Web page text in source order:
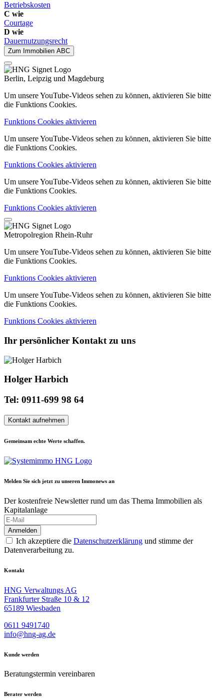
Betriebskosten
C wie
Courtage
D wie
Dauernutzungsrecht
Zum Immobilien ABC
Berlin, Leipzig und Magdeburg
Um unsere YouTube-Videos sehen zu können, aktivieren Sie bitte
die Funktions Cookies.
Funktions Cookies aktivieren
Um unsere YouTube-Videos sehen zu können, aktivieren Sie bitte
die Funktions Cookies.
Funktions Cookies aktivieren
Um unsere YouTube-Videos sehen zu können, aktivieren Sie bitte
die Funktions Cookies.
Funktions Cookies aktivieren
Metropolregion Rhein-Ruhr
Um unsere YouTube-Videos sehen zu können, aktivieren Sie bitte
die Funktions Cookies.
Funktions Cookies aktivieren
Um unsere YouTube-Videos sehen zu können, aktivieren Sie bitte
die Funktions Cookies.
Funktions Cookies aktivieren
Ihr persönlicher Kontakt zu uns
Holger Harbich
Tel: 0911-699 98 64
Kontakt aufnehmen
Gemeinsam echte Werte schaffen.
Melden Sie sich jetzt zu unseren Immonews an
Der kostenfreie Newsletter rund um das Thema Immobilien als
Kapitalanlage
Anmelden
Ich akzeptiere die Datenschutzerklärung und stimme der
Datenverarbeitung zu.
Kontakt
HNG Verwaltungs AG
Frankfurter Straße 10 & 12
65189 Wiesbaden
0611 9491740
info@hng-ag.de
Kunde werden
Beratungstermin vereinbaren
Berater werden